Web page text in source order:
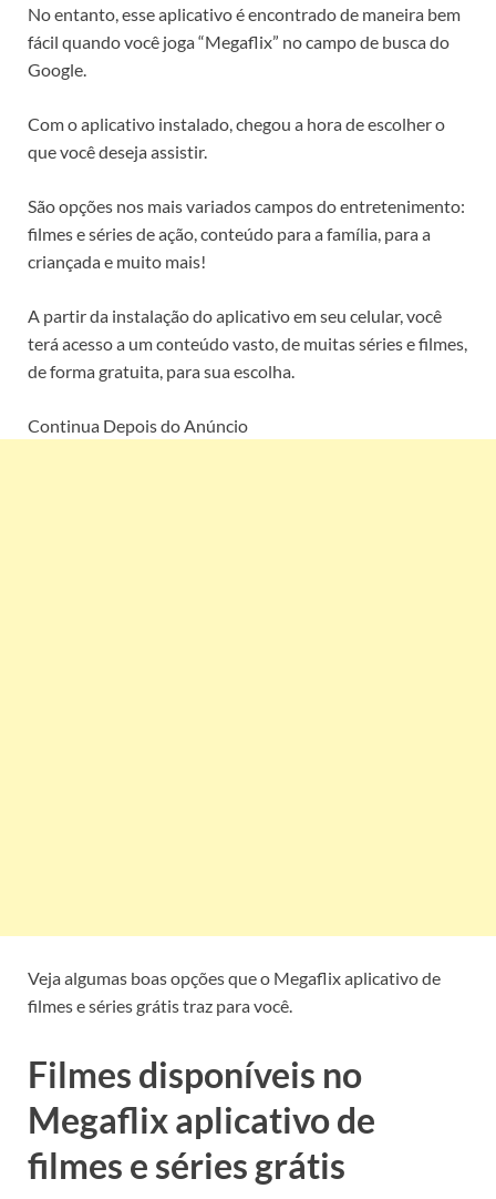
No entanto, esse aplicativo é encontrado de maneira bem
fácil quando você joga “Megaflix” no campo de busca do
Google.
Com o aplicativo instalado, chegou a hora de escolher o
que você deseja assistir.
São opções nos mais variados campos do entretenimento:
filmes e séries de ação, conteúdo para a família, para a
criançada e muito mais!
A partir da instalação do aplicativo em seu celular, você
terá acesso a um conteúdo vasto, de muitas séries e filmes,
de forma gratuita, para sua escolha.
Continua Depois do Anúncio
Veja algumas boas opções que o Megaflix aplicativo de
filmes e séries grátis traz para você.
Filmes disponíveis no
Megaflix aplicativo de
filmes e séries grátis